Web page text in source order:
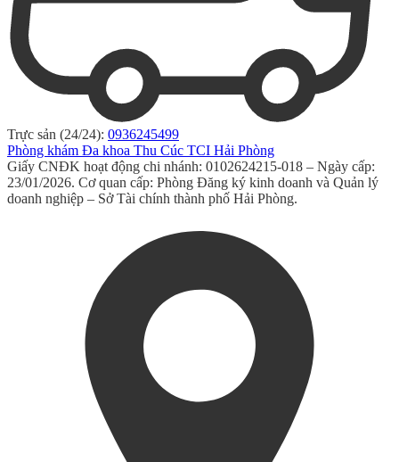
Trực sản (24/24): 0936245499
Phòng khám Đa khoa Thu Cúc TCI Hải Phòng
Giấy CNĐK hoạt động chi nhánh: 0102624215-018 – Ngày cấp:
23/01/2026. Cơ quan cấp: Phòng Đăng ký kinh doanh và Quản lý
doanh nghiệp – Sở Tài chính thành phố Hải Phòng.